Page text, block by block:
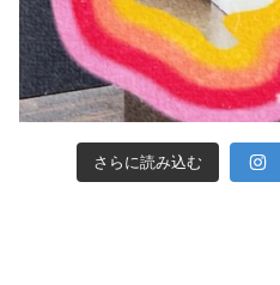
さらに読み込む